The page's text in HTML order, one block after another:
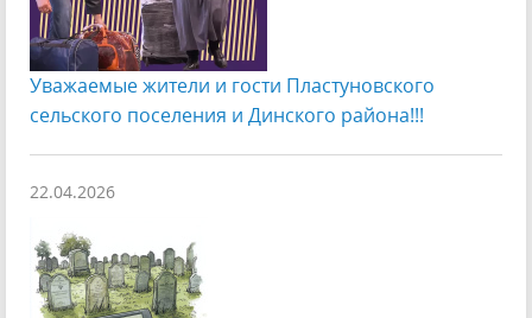
Уважаемые жители и гости Пластуновского
сельского поселения и Динского района!!!
22.04.2026